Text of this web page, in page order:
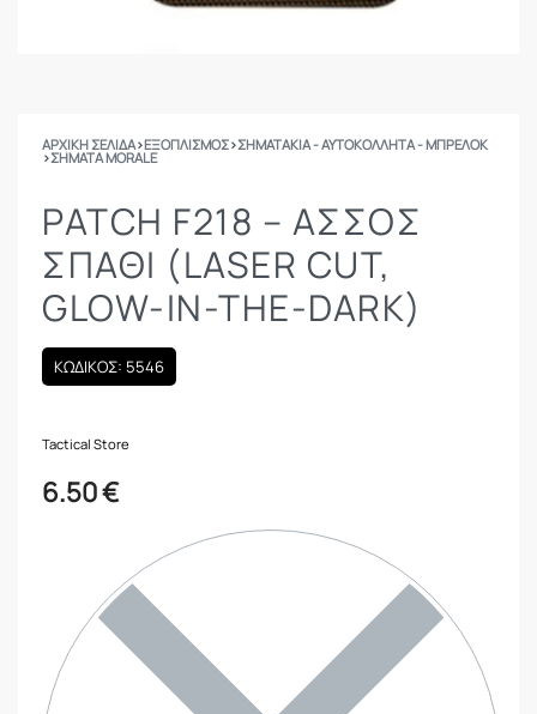
ΑΡΧΙΚΉ ΣΕΛΊΔΑ›ΕΞΟΠΛΙΣΜΟΣ›ΣΗΜΑΤΆΚΙΑ - ΑΥΤΟΚΌΛΛΗΤΑ - ΜΠΡΕΛΌΚ
›ΣΉΜΑΤΑ MORALE
PATCH F218 – ΆΣΣΟΣ
ΣΠΑΘΊ (LASER CUT,
GLOW-IN-THE-DARK)
ΚΩΔΙΚΟΣ: 5546
Tactical Store
6.50€